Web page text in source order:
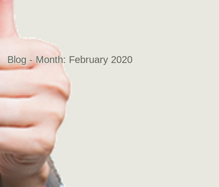
Blog - Month: February 2020